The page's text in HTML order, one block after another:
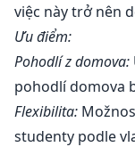
việc này trở nên
Ưu điểm:
Pohodlí z domova:
pohodlí domova
Flexibilita:
studenty podle